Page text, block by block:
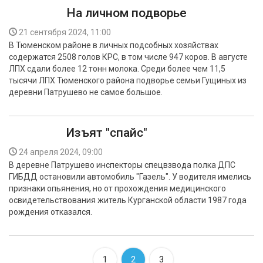
На личном подворье
21 сентября 2024, 11:00
В Тюменском районе в личных подсобных хозяйствах
содержатся 2508 голов КРС, в том числе 947 коров. В августе
ЛПХ сдали более 12 тонн молока. Среди более чем 11,5
тысячи ЛПХ Тюменского района подворье семьи Гущиных из
деревни Патрушево не самое большое.
Изъят "спайс"
24 апреля 2024, 09:00
В деревне Патрушево инспекторы спецвзвода полка ДПС
ГИБДД остановили автомобиль "Газель". У водителя имелись
признаки опьянения, но от прохождения медицинского
освидетельствования житель Курганской области 1987 года
рождения отказался.
1 2 3